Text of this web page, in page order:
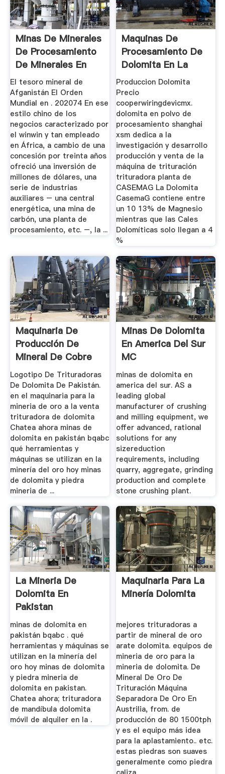
Minas De Minerales
De Procesamiento
De Minerales En
Afganistan
El tesoro mineral de
Afganistán El Orden
Mundial en . 202074 En ese
estilo chino de los
negocios caracterizado por
el winwin y tan empleado
en África, a cambio de una
concesión por treinta años
ofreció una inversión de
millones de dólares, una
serie de industrias
auxiliares – una central
energética, una mina de
carbón, una planta de
procesamiento, etc. –, la ...
Maquinas De
Procesamiento De
Dolomita En La
Mexico
Produccion Dolomita
Precio
cooperwiringdevicmx.
dolomita en polvo de
procesamiento shanghai
xsm dedica a la
investigación y desarrollo
producción y venta de la
máquina de trituración
trituradora planta de
CASEMAG La Dolomita
CasemaG contiene entre
un 10 13% de Magnesio
mientras que las Cales
Dolomíticas solo llegan a 4
%
Maquinaria De
Producción De
Mineral De Cobre
De Dolomita
Logotipo De Trituradoras
De Dolomita De Pakistán.
en el maquinaria para la
mineria de oro a la venta
trituradora de dolomita
Chatea ahora minas de
dolomita en pakistán bqabc
qué herramientas y
máquinas se utilizan en la
minería del oro hoy minas
de dolomita y piedra
mineria de ...
Minas De Dolomita
En America Del Sur
MC
minas de dolomita en
america del sur. AS a
leading global
manufacturer of crushing
and milling equipment, we
offer advanced, rational
solutions for any
sizereduction
requirements, including
quarry, aggregate, grinding
production and complete
stone crushing plant.
La Mineria De
Dolomita En
Pakistan
minas de dolomita en
pakistán bqabc . qué
herramientas y máquinas se
utilizan en la minería del
oro hoy minas de dolomita
y piedra mineria de
dolomita en pakistan.
Chatea ahora; trituradora
de mandíbula dolomita
móvil de alquiler en la .
Maquinaria Para La
Minería Dolomita
mejores trituradoras a
partir de mineral de oro
arate dolomita. equipos de
mineria de oro para la
mineria de dolomita. De
Mineral De Oro De
Trituración Máquina
Separadora De Oro En
Austrilia, from. de
producción de 80 1500tph
y es el equipo más idea
para la aplastamiento.. etc.
estas piedras son suaves
generalmente como piedra